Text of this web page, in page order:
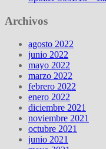
Archivos
agosto 2022
junio 2022
mayo 2022
marzo 2022
febrero 2022
enero 2022
diciembre 2021
noviembre 2021
octubre 2021
junio 2021